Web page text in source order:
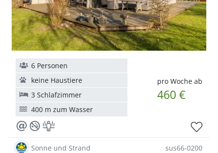
pro Woche ab
460 €
6 Personen
keine Haustiere
3 Schlafzimmer
400 m zum Wasser
Sonne und Strand sus66-0200